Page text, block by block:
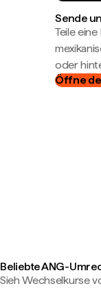
Sende
Teile
oder
Öffne
Beliebte ANG-
Sieh Wechselkurse